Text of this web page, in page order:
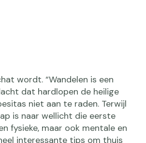
wordt. “Wandelen is een
dat hardlopen de heilige
niet aan te raden. Terwijl
is naar wellicht die eerste
fysieke, maar ook mentale en
interessante tips om thuis